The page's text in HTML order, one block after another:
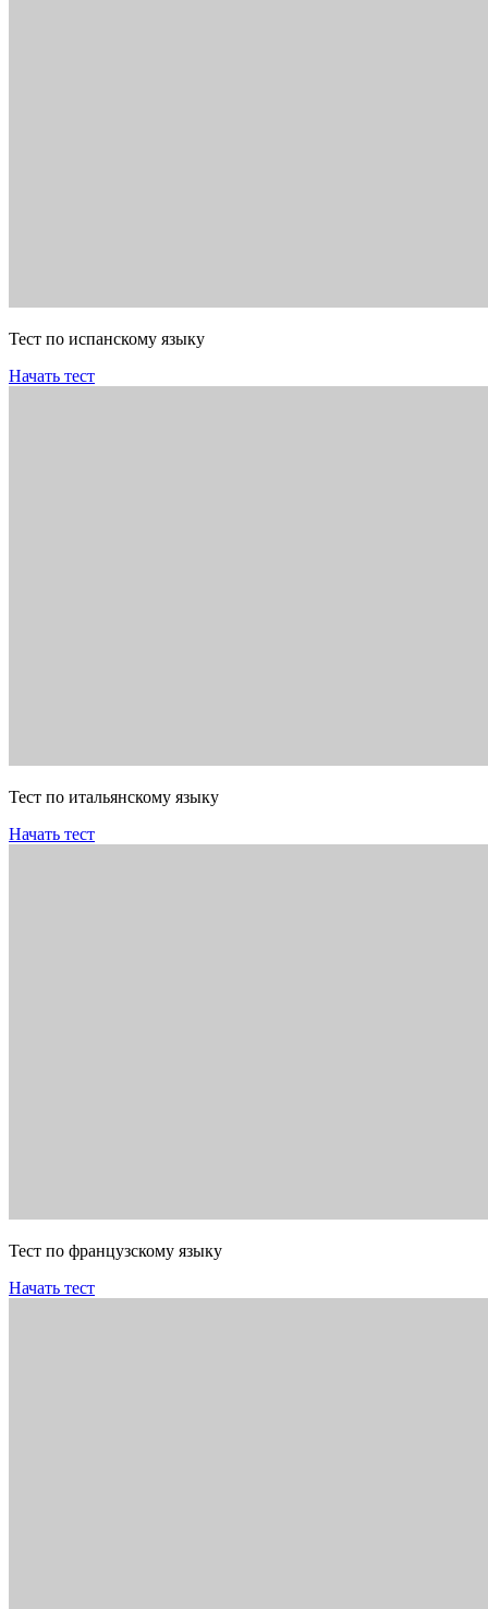
Тест по испанскому языку
Начать тест
Тест по итальянскому языку
Начать тест
Тест по французскому языку
Начать тест